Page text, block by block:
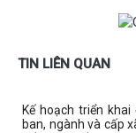
TIN LIÊN QUAN
Kế hoạch triển
ban, ngành và cấp